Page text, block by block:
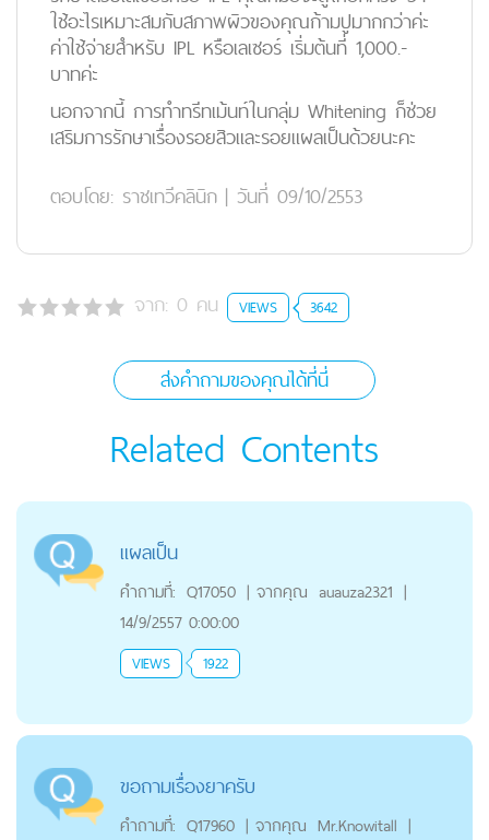
ใช้อะไรเหมาะสมกับสภาพผิวของคุณก้ามปูมากกว่าค่ะ
ค่าใช้จ่ายสำหรับ IPL หรือเลเซอร์ เริ่มต้นที่ 1,000.-
บาทค่ะ
นอกจากนี้ การทำทรีทเม้นท์ในกลุ่ม Whitening ก็ช่วย
เสริมการรักษาเรื่องรอยสิวและรอยแผลเป็นด้วยนะคะ
ตอบโดย: ราชเทวีคลินิก | วันที่ 09/10/2553
จาก: 0 คน VIEWS 3642
ส่งคำถามของคุณได้ที่นี่
Related Contents
แผลเป็น
คำถามที่: Q17050 | จากคุณ auauza2321 |
14/9/2557 0:00:00
VIEWS 1922
ขอถามเรื่องยาครับ
คำถามที่: Q17960 | จากคุณ Mr.Knowitall |